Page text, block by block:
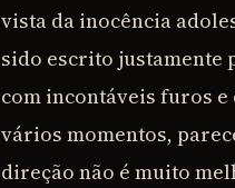
vista da inocência
sido escrito justamente
com incontáveis furos
vários momentos,
direção não é muito